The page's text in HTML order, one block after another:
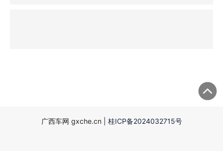
广西车网 gxche.cn | 桂ICP备2024032715号